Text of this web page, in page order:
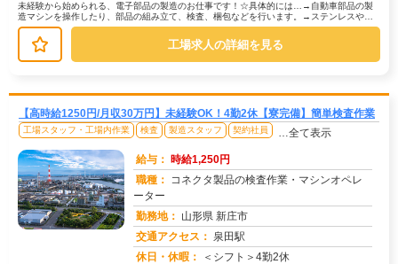
未経験から始められる、電子部品の製造のお仕事です！☆具体的には…→自動車部品の製
造マシンを操作したり、部品の組み立て、検査、梱包などを行います。→ステンレスや樹
脂といった素材を使用します。☆安心...
工場求人の詳細を見る
【高時給1250円/月収30万円】未経験OK！4勤2休【寮完備】簡単検査作業
工場スタッフ・工場内作業 検査 製造スタッフ 契約社員 …全て表示
給与： 時給1,250円
職種： コネクタ製品の検査作業・マシンオペレ
ーター
勤務地： 山形県 新庄市
交通アクセス： 泉田駅
休日・休暇：
＜シフト＞4勤2休